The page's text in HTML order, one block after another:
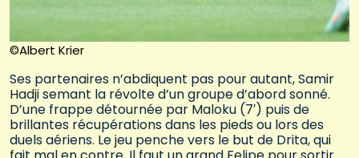
©Albert Krier
Ses partenaires n’abdiquent pas pour autant, Samir
Hadji semant la révolte d’un groupe d’abord sonné.
D’une frappe détournée par Maloku (7′) puis de
brillantes récupérations dans les pieds ou lors des
duels aériens. Le jeu penche vers le but de Drita, qui